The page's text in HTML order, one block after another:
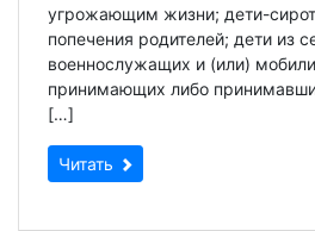
угрожающим жизни; дети-
попечения родителей; дети из
военнослужащих и (или)
принимающих либо
[…]
Читать